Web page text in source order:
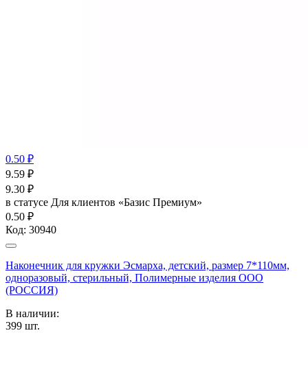
0.50 ₽
9.59 ₽
9.30 ₽
в статусе Для клиентов «Базис Премиум»
0.50 ₽
Код: 30940
Наконечник для кружки Эсмарха, детский, размер 7*110мм,
одноразовый, стерильный, Полимерные изделия OOO
(РОССИЯ)
В наличии:
399 шт.